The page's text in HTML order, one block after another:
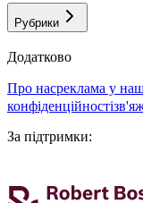
Рубрики
Додатково
про насреклама у
конфіденційності
За підтримки: